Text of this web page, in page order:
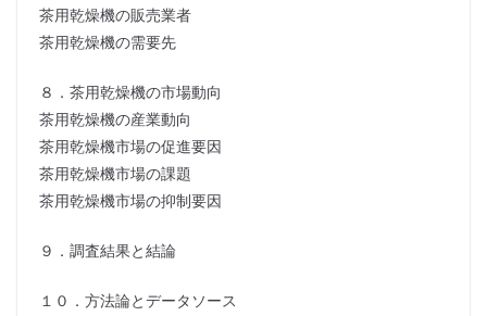
茶用乾燥機の販売業者
茶用乾燥機の需要先
８．茶用乾燥機の市場動向
茶用乾燥機の産業動向
茶用乾燥機市場の促進要因
茶用乾燥機市場の課題
茶用乾燥機市場の抑制要因
９．調査結果と結論
１０．方法論とデータソース